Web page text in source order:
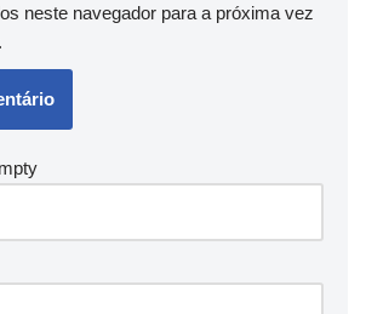
neste navegador para a próxima vez